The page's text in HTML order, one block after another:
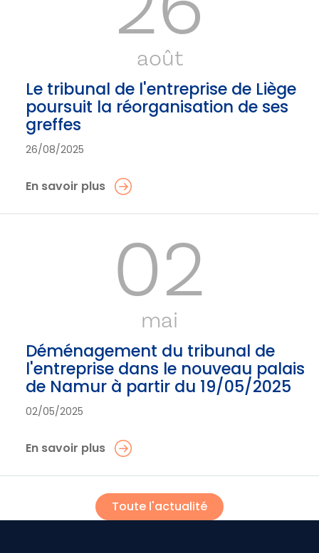
août
Le tribunal de l'entreprise de Liège
poursuit la réorganisation de ses
greffes
26/08/2025
En savoir plus
02
mai
Déménagement du tribunal de
l'entreprise dans le nouveau palais
de Namur à partir du 19/05/2025
02/05/2025
En savoir plus
Toute l'actualité